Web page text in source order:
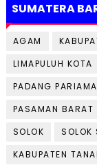
SUMATERA
AGAM
LIMAPULUH KOTA
PADANG
PASAMAN BARAT
SOLOK
SOLOK
KABUPATEN